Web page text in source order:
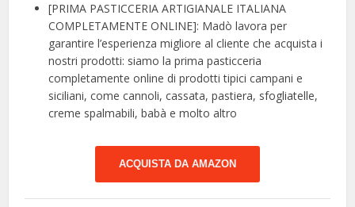
[PRIMA PASTICCERIA ARTIGIANALE ITALIANA
COMPLETAMENTE ONLINE]: Madò lavora per
garantire l’esperienza migliore al cliente che acquista i
nostri prodotti: siamo la prima pasticceria
completamente online di prodotti tipici campani e
siciliani, come cannoli, cassata, pastiera, sfogliatelle,
creme spalmabili, babà e molto altro
ACQUISTA DA AMAZON